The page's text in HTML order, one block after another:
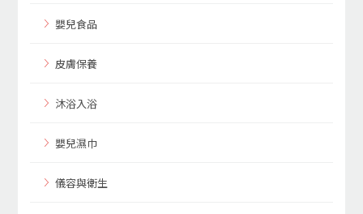
嬰兒食品
皮膚保養
沐浴入浴
嬰兒濕巾
儀容與衛生